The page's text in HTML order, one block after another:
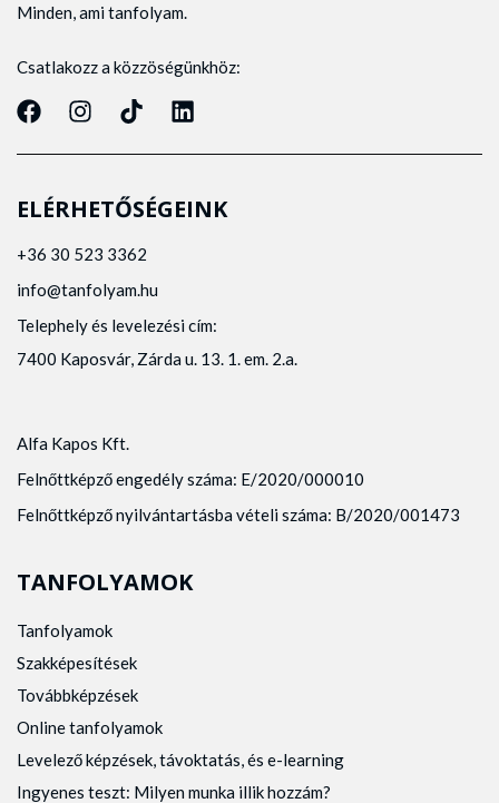
Minden, ami tanfolyam.
Csatlakozz a közzöségünkhöz:
ELÉRHETŐSÉGEINK
+36 30 523 3362
info@tanfolyam.hu
Telephely és levelezési cím:
7400 Kaposvár, Zárda u. 13. 1. em. 2.a.
Alfa Kapos Kft.
Felnőttképző engedély száma: E/2020/000010
Felnőttképző nyilvántartásba vételi száma: B/2020/001473
TANFOLYAMOK
Tanfolyamok
Szakképesítések
Továbbképzések
Online tanfolyamok
Levelező képzések, távoktatás, és e-learning
Ingyenes teszt: Milyen munka illik hozzám?